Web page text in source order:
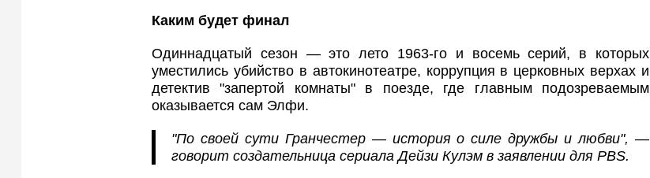
Каким будет финал
Одиннадцатый сезон — это лето 1963-го и восемь серий, в которых
уместились убийство в автокинотеатре, коррупция в церковных верхах и
детектив "запертой комнаты" в поезде, где главным подозреваемым
оказывается сам Элфи.
"По своей сути Гранчестер — история о силе дружбы и любви", —
говорит создательница сериала Дейзи Кулэм в заявлении для PBS.